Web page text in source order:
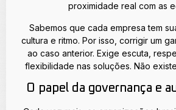
proximidade real com as
Sabemos que cada empresa tem
cultura e ritmo. Por isso, corrigir um
ao caso anterior. Exige escuta,
flexibilidade nas soluções. Não
O papel da governança e